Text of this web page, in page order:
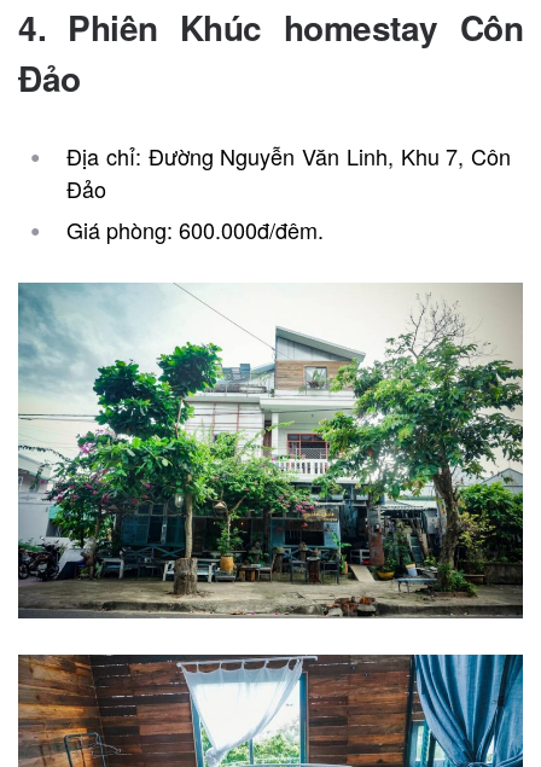
4. Phiên Khúc homestay Côn
Đảo
Địa chỉ: Đường Nguyễn Văn Linh, Khu 7, Côn
Đảo
Giá phòng: 600.000đ/đêm.